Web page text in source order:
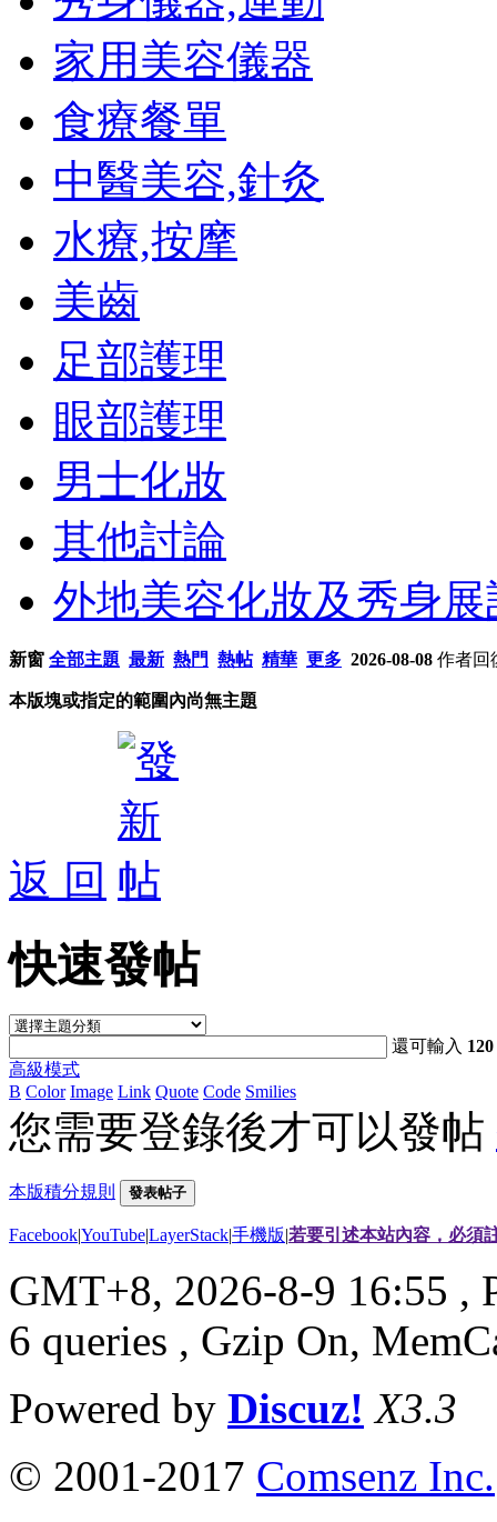
家用美容儀器
食療餐單
中醫美容,針灸
水療,按摩
美齒
足部護理
眼部護理
男士化妝
其他討論
外地美容化妝及秀身展
新窗 全部主題 最新 熱門 熱帖 精華 更多 2026-08-08 作者回
本版塊或指定的範圍內尚無主題
返 回
快速發帖
還可輸入 120
高級模式
B Color Image Link Quote Code Smilies
您需要登錄後才可以發帖
本版積分規則 發表帖子
Facebook|YouTube|LayerStack|手機版|若要引述本站內容，必須
GMT+8, 2026-8-9 16:55 ,
6 queries , Gzip On,
Powered by Discuz! X3.3
© 2001-2017 Comsenz Inc.